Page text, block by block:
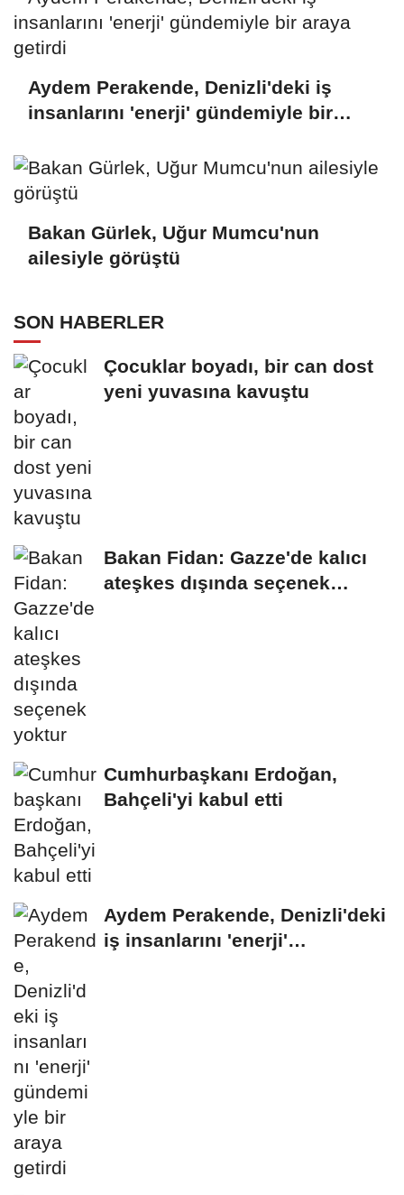
Aydem Perakende, Denizli'deki iş
insanlarını 'enerji' gündemiyle bir
Bakan Gürlek, Uğur Mumcu'nun
ailesiyle görüştü
SON HABERLER
Çocuklar boyadı, bir can dost
yeni yuvasına kavuştu
Bakan Fidan: Gazze'de kalıcı
ateşkes dışında seçenek
Cumhurbaşkanı Erdoğan,
Bahçeli'yi kabul etti
Aydem Perakende, Denizli'deki
iş insanlarını 'enerji'